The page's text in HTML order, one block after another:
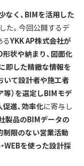
なく、BIMを活用した
た。今回公開するデ
るYKK AP株式会社が
状や納まり、図面化
即した精緻な情報を
いて設計者や施工者
等）を選定しBIMモデ
進、効率化に寄与し
製品のBIMデータの
制限のない営業活動
WEBを使った設計採